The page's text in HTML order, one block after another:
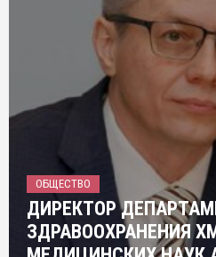
ОБЩЕСТВО
ДИРЕКТОР
ЗДРАВООХРАНЕНИЯ